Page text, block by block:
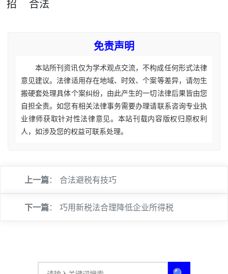
招
合法
免责声明
本站所刊资讯仅为学术观点交流，不构成任何形式法律
意见建议。法律适用存在地域、时效、个案等差异，请勿生
搬硬套处理具体个案纠纷，由此产生的一切法律后果皆由您
自担全责。如您有相关法律事务需要办理请联系咨询专业执
业律师获取针对性法律意见。本站刊载内容版权归原权利
人，如涉及您的权益可联系处理。
上一篇： 合法避税有技巧
下一篇： 巧用新税法合理降低企业所得税